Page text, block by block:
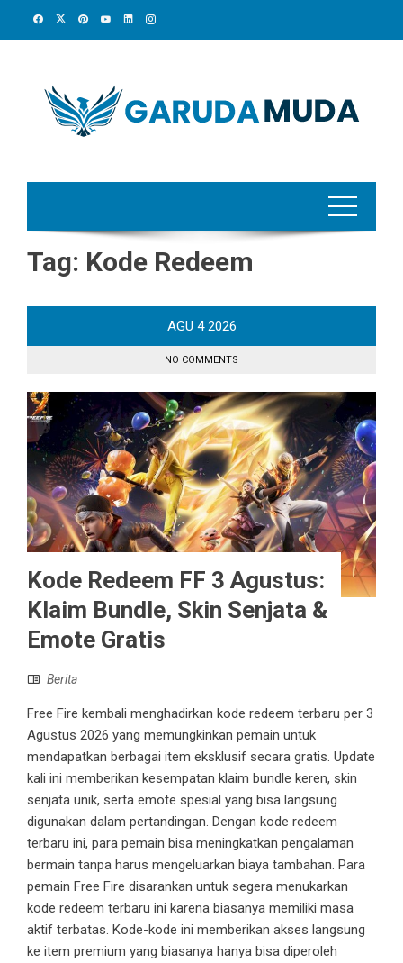
Tag: Kode Redeem
AGU 4 2026
NO COMMENTS
Kode Redeem FF 3 Agustus:
Klaim Bundle, Skin Senjata &
Emote Gratis
Berita
Free Fire kembali menghadirkan kode redeem terbaru per 3
Agustus 2026 yang memungkinkan pemain untuk
mendapatkan berbagai item eksklusif secara gratis. Update
kali ini memberikan kesempatan klaim bundle keren, skin
senjata unik, serta emote spesial yang bisa langsung
digunakan dalam pertandingan. Dengan kode redeem
terbaru ini, para pemain bisa meningkatkan pengalaman
bermain tanpa harus mengeluarkan biaya tambahan. Para
pemain Free Fire disarankan untuk segera menukarkan
kode redeem terbaru ini karena biasanya memiliki masa
aktif terbatas. Kode-kode ini memberikan akses langsung
ke item premium yang biasanya hanya bisa diperoleh